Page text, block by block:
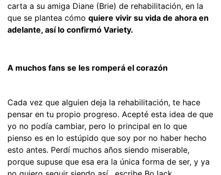
carta a su amiga Diane (Brie) de rehabilitación, en la
que se plantea cómo quiere vivir su vida de ahora en
adelante, así lo confirmó Variety.
A muchos fans se les romperá el corazón
Cada vez que alguien deja la rehabilitación, te hace
pensar en tu propio progreso. Acepté esta idea de que
yo no podía cambiar, pero lo principal en lo que
pienso es en lo estúpido que soy por no haber hecho
esto antes. Perdí muchos años siendo miserable,
porque supuse que esa era la única forma de ser, y ya